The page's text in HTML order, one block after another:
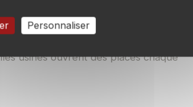
Douala, Douala Institute of Technology,
usines ouvrent des places chaque
Personnaliser